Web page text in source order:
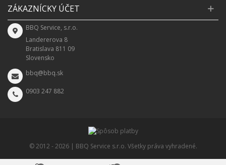
ZÁKAZNÍCKY ÚČET
BBQ Service, s.r.o.
Landererova 8
Bratislava 811 09
Slovensko
bbq@bbq.sk
0903 247 882
© 2012 -2026 | BBQ Service s.r.o. Všetky práva vyhradené.